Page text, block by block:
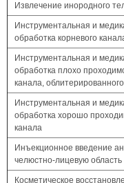
Извлечение инородного
Инструментальная и
обработка корневого
Инструментальная и
обработка плохо
канала, облитерированного
Инструментальная и
обработка хорошо
канала
Инъекционное введение
челюстно-лицевую область
Косметическое